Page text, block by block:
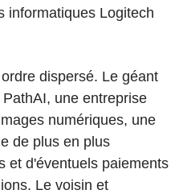
informatiques Logitech
dispersé. Le géant
une entreprise
numériques, une
de plus en plus
et d'éventuels paiements
Le voisin et